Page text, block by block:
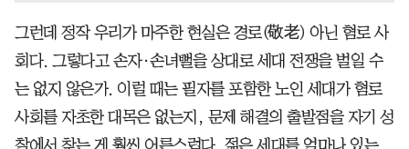
그런데 정작 우리가 마주한 현실은 경로(敬老) 아닌 혐로 사
회다. 그렇다고 손자·손녀뻘을 상대로 세대 전쟁을 벌일 수
는 없지 않은가. 이럴 때는 필자를 포함한 노인 세대가 혐로
사회를 자초한 대목은 없는지, 문제 해결의 출발점을 자기 성
찰에서 찾는 게 훨씬 어른스럽다. 젊은 세대를 얼마나 있는